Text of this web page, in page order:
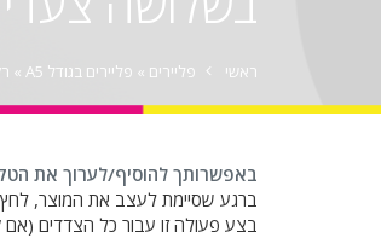
ראשי פליירים » פליירים בגודל A5 »
באפשרותך להוסיף/לערוך את
ברגע שסיימת לעצב את המוצר,
בצע פעולה זו עבור כל הצדדים (אם